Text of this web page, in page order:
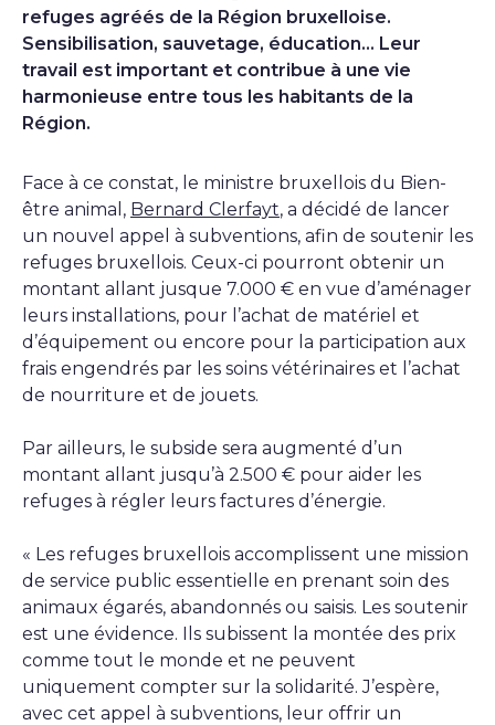
refuges agréés de la Région bruxelloise.
Sensibilisation, sauvetage, éducation… Leur
travail est important et contribue à une vie
harmonieuse entre tous les habitants de la
Région.
Face à ce constat, le ministre bruxellois du Bien-
être animal, Bernard Clerfayt, a décidé de lancer
un nouvel appel à subventions, afin de soutenir les
refuges bruxellois. Ceux-ci pourront obtenir un
montant allant jusque 7.000 € en vue d’aménager
leurs installations, pour l’achat de matériel et
d’équipement ou encore pour la participation aux
frais engendrés par les soins vétérinaires et l’achat
de nourriture et de jouets.
Par ailleurs, le subside sera augmenté d’un
montant allant jusqu’à 2.500 € pour aider les
refuges à régler leurs factures d’énergie.
« Les refuges bruxellois accomplissent une mission
de service public essentielle en prenant soin des
animaux égarés, abandonnés ou saisis. Les soutenir
est une évidence. Ils subissent la montée des prix
comme tout le monde et ne peuvent
uniquement compter sur la solidarité. J’espère,
avec cet appel à subventions, leur offrir un